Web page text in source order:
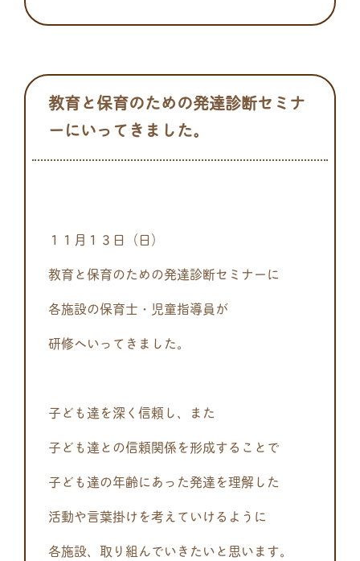
教育と保育のための発達診断セミナ
ーにいってきました。
１１月１３日（日）
教育と保育のための発達診断セミナーに
各施設の保育士・児童指導員が
研修へいってきました。
子ども達を深く信頼し、また
子ども達との信頼関係を形成することで
子ども達の年齢にあった発達を理解した
活動や言葉掛けを考えていけるように
各施設、取り組んでいきたいと思います。